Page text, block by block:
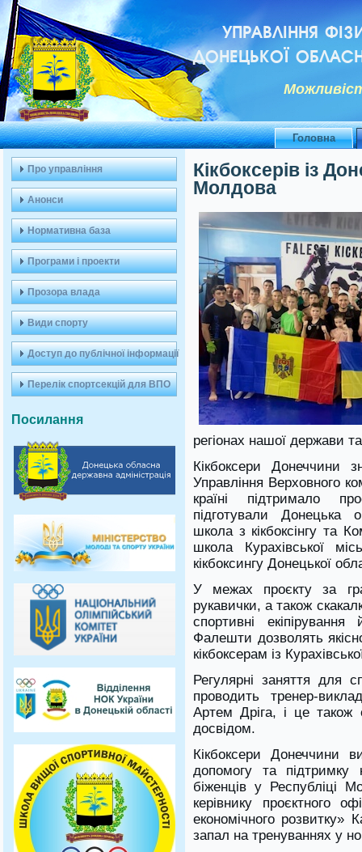
УПРАВЛІННЯ
ДОНЕЦЬКОЇ
Головна
Про управління
Анонси
Нормативна база
Програми і проекти
Прозора влада
Види спорту
Доступ до публічної інформації
Перелік спортсекцій для ВПО
Посилання
Кікбоксерів із
Молдова
регіонах нашої держави
Кікбоксери Донеччини
Управління Верховного
країні підтримало
підготували Донецька
школа з кікбоксінгу та
школа Курахівської
кікбоксингу Донецької
У межах проєкту за
рукавички, а також
спортивні
Фалешти дозволять
кікбоксерам із
Регулярні заняття для
проводить тренер-
Артем Дріга, і це
досвідом.
Кікбоксери Донеччини
допомогу та підтримку
біженців у Республіці
керівнику проєктного
економічного розвитку»
запал на тренуваннях у